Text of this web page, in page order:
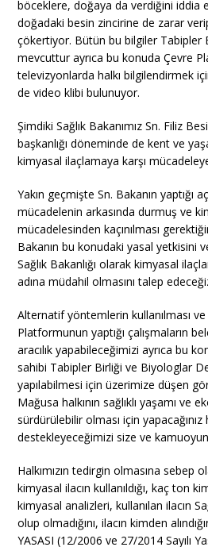
böceklere, doğaya da verdiğini iddia
doğadaki besin zincirine de zarar
çökertiyor. Bütün bu bilgiler Tabipler
mevcuttur ayrıca bu konuda Çevre
televizyonlarda halkı bilgilendirmek
de video klibi bulunuyor.
Şimdiki Sağlık Bakanımız Sn. Filiz
başkanlığı döneminde de kent ve
kimyasal ilaçlamaya karşı
Yakın geçmişte Sn. Bakanın yaptığı
mücadelenin arkasında durmuş ve
mücadelesinden kaçınılması
Bakanın bu konudaki yasal yetkisini ve
Sağlık Bakanlığı olarak kimyasal
adına müdahil olmasını talep
Alternatif yöntemlerin kullanılması
Platformunun yaptığı çalışmaların
aracılık yapabileceğimizi ayrıca bu
sahibi Tabipler Birliği ve Biyologlar
yapılabilmesi için üzerimize düşen
Mağusa halkının sağlıklı yaşamı ve
sürdürülebilir olması için
destekleyeceğimizi size ve
Halkımızın tedirgin olmasına sebep
kimyasal ilacın kullanıldığı, kaç ton
kimyasal analizleri, kullanılan ilacın
olup olmadığını, ilacın kimden
YASASI (12/2006 ve 27/2014 Sayılı